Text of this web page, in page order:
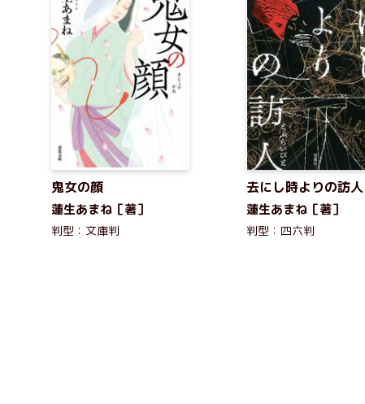
鬼女の顔
蓮生あまね［著］
判型：文庫判
去にし時よりの訪人
蓮生あまね［著］
判型：四六判